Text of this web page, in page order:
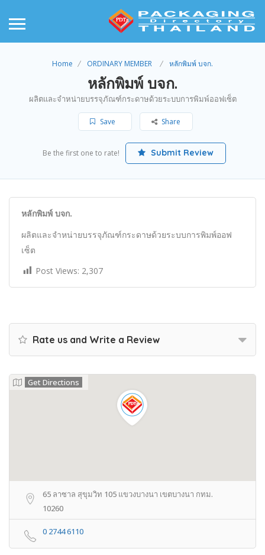
Home ORDINARY MEMBER หลักพิมพ์ บจก.
หลักพิมพ์ บจก.
ผลิตและจำหน่ายบรรจุภัณฑ์กระดาษด้วยระบบการพิมพ์ออฟเซ็ต
Save Share
Be the first one to rate! Submit Review
หลักพิมพ์ บจก.
ผลิตและจำหน่ายบรรจุภัณฑ์กระดาษด้วยระบบการพิมพ์ออฟ
เซ็ต
Post Views: 2,307
Rate us and Write a Review
Get Directions
65 ลาซาล สุขุมวิท 105 แขวงบางนา เขตบางนา กทม.
10260
0 2744 6110